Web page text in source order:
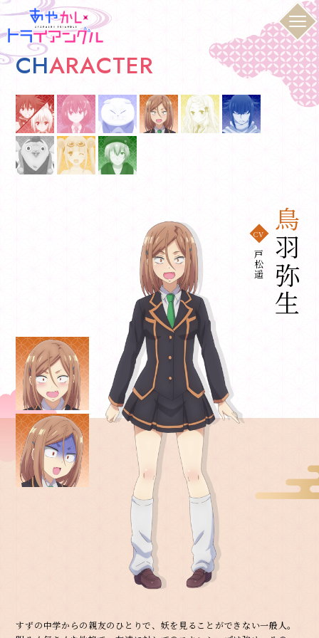
CHARACTER
鳥
羽弥生
CV
戸松遥
すずの中学からの親友のひとりで、妖を見ることができない一般人。